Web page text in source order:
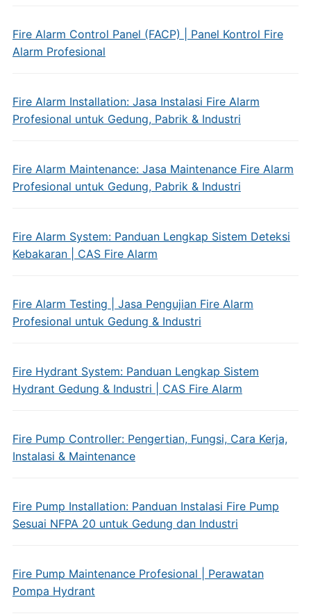
Fire Alarm Control Panel (FACP) | Panel Kontrol Fire
Alarm Profesional
Fire Alarm Installation: Jasa Instalasi Fire Alarm
Profesional untuk Gedung, Pabrik & Industri
Fire Alarm Maintenance: Jasa Maintenance Fire Alarm
Profesional untuk Gedung, Pabrik & Industri
Fire Alarm System: Panduan Lengkap Sistem Deteksi
Kebakaran | CAS Fire Alarm
Fire Alarm Testing | Jasa Pengujian Fire Alarm
Profesional untuk Gedung & Industri
Fire Hydrant System: Panduan Lengkap Sistem
Hydrant Gedung & Industri | CAS Fire Alarm
Fire Pump Controller: Pengertian, Fungsi, Cara Kerja,
Instalasi & Maintenance
Fire Pump Installation: Panduan Instalasi Fire Pump
Sesuai NFPA 20 untuk Gedung dan Industri
Fire Pump Maintenance Profesional | Perawatan
Pompa Hydrant